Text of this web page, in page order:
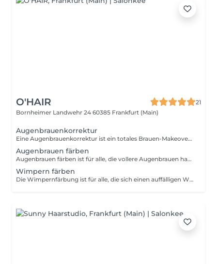
O'HAIR
21
Bornheimer Landwehr 24 60385 Frankfurt (Main)
Augenbrauenkorrektur
Eine Augenbrauenkorrektur ist ein totales Brauen-Makeover. Dies ist das ultimative Paket für Damen, die sich absolut makellose Brauen wünschen. Der angegebene Preis ist der Ausgangspreis. Eine mögliche Differenz zwischen Ausgangspreis und tatsächlichen Kosten wird im Salon beglichen.
Augenbrauen färben
Augenbrauen färben ist für alle, die vollere Augenbrauen haben möchten, die lange halten.
Wimpern färben
Die Wimpernfärbung ist für alle, die sich einen auffälligen Wimpern-Effekt wünschen, der lange anhält.